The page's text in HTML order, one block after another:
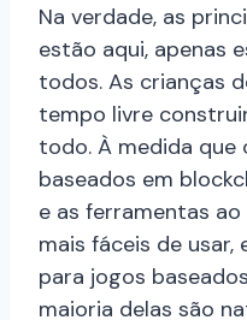
Na verdade, as
estão aqui, apenas
todos. As crianças
tempo livre
todo. À medida que
baseados em
e as ferramentas
mais fáceis de usar,
para jogos
maioria delas são